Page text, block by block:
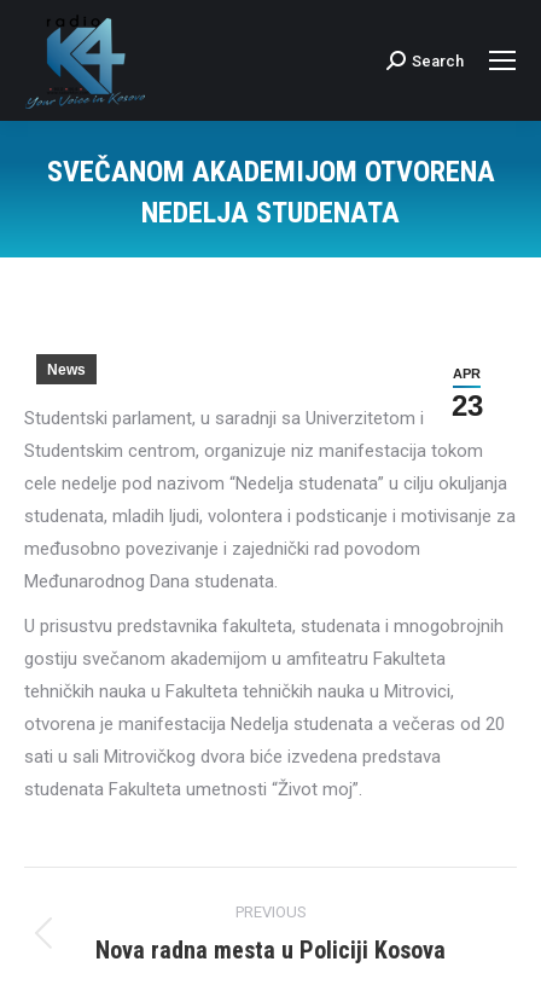
Search:
Search
SVEČANOM AKADEMIJOM OTVORENA
NEDELJA STUDENATA
APR
23
News
Studentski parlament, u saradnji sa Univerzitetom i
Studentskim centrom, organizuje niz manifestacija tokom
cele nedelje pod nazivom “Nedelja studenata” u cilju okuljanja
studenata, mladih ljudi, volontera i podsticanje i motivisanje za
međusobno povezivanje i zajednički rad povodom
Međunarodnog Dana studenata.
U prisustvu predstavnika fakulteta, studenata i mnogobrojnih
gostiju svečanom akademijom u amfiteatru Fakulteta
tehničkih nauka u Fakulteta tehničkih nauka u Mitrovici,
otvorena je manifestacija Nedelja studenata a večeras od 20
sati u sali Mitrovičkog dvora biće izvedena predstava
studenata Fakulteta umetnosti “Život moj”.
navigation
PREVIOUS
Previous
Nova radna mesta u Policiji Kosova